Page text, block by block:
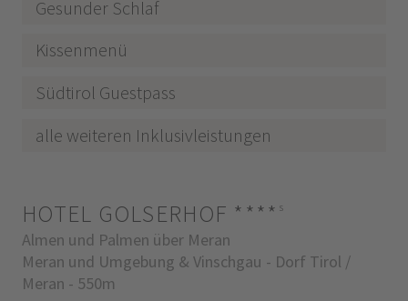
Gesunder Schlaf
Kissenmenü
Südtirol Guestpass
alle weiteren Inklusivleistungen
HOTEL GOLSERHOF **** s
Almen und Palmen über Meran
Meran und Umgebung & Vinschgau - Dorf Tirol /
Meran - 550m